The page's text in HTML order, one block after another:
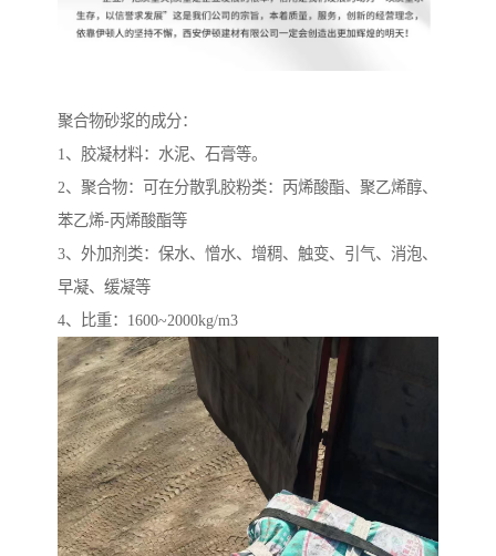
聚合物砂浆的成分：
1、胶凝材料：水泥、石膏等。
2、聚合物：可在分散乳胶粉类：丙烯酸酯、聚乙烯醇、
苯乙烯-丙烯酸酯等
3、外加剂类：保水、憎水、增稠、触变、引气、消泡、
早凝、缓凝等
4、比重：1600~2000kg/m3